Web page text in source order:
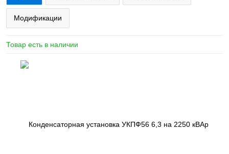
Модификации
Товар есть в наличии